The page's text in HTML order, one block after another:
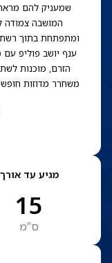
שמעניק להם מראה
המושבה צמודה
ומתפתחת בתוך רשת
ענף יושב פוליפ
הזרם, מוכנות
משחרר מדוזות
מגיע עד אורך
15
ס”מ